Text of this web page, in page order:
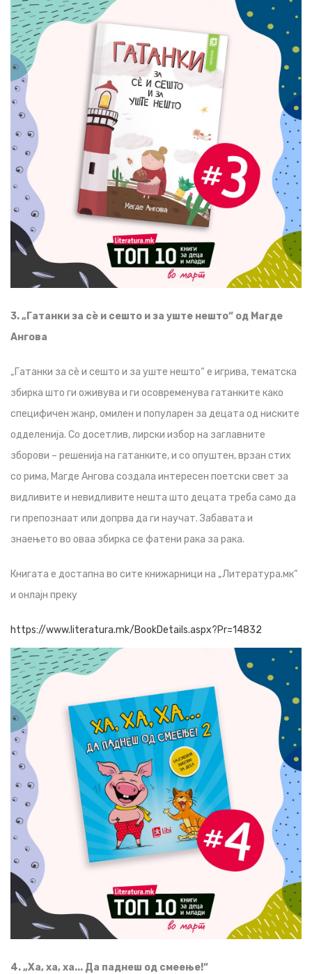
3. „Гатанки за сѐ и сешто и за уште нешто“ од Магде
Ангова
„Гатанки за сѐ и сешто и за уште нешто“ е игрива, тематска
збирка што ги оживува и ги осовременува гатанките како
специфичен жанр, омилен и популарен за децата од ниските
одделенија. Со досетлив, лирски избор на заглавните
зборови – решенија на гатанките, и со опуштен, врзан стих
со рима, Магде Ангова создала интересен поетски свет за
видливите и невидливите нешта што децата треба само да
ги препознаат или допрва да ги научат. Забавата и
знаењето во оваа збирка се фатени рака за рака.
Книгата е достапна во сите книжарници на „Литература.мк“
и онлајн преку
https://www.literatura.mk/BookDetails.aspx?Pr=14832
4. „Ха, ха, ха... Да паднеш од смеење!“